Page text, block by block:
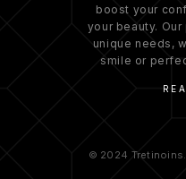
boost your
your beauty.
unique needs,
smile or
© 2024